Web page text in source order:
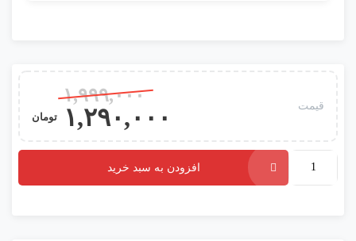
قیمت
۱,۹۹۹,۰۰۰
۱,۲۹۰,۰۰۰ تومان
افزودن به سبد خرید